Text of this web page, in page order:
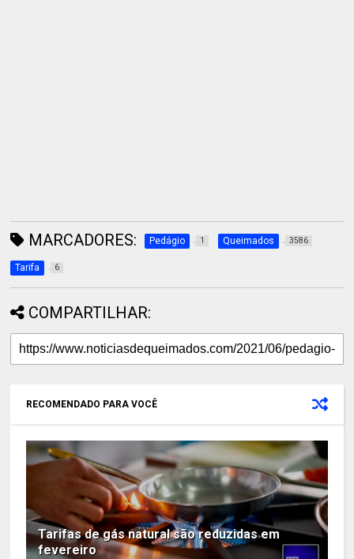
MARCADORES: Pedágio 1 Queimados 3586
Tarifa 6
COMPARTILHAR:
RECOMENDADO PARA VOCÊ
Tarifas de gás natural são reduzidas em
fevereiro